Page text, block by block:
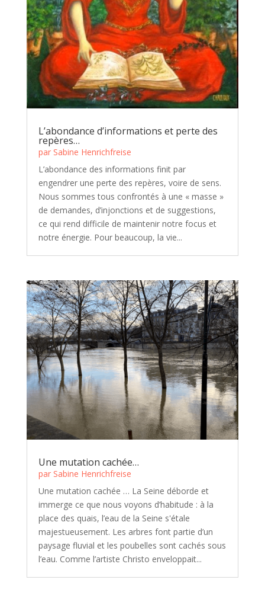
L’abondance d’informations et perte des
repères…
par Sabine Henrichfreise
L’abondance des informations finit par
engendrer une perte des repères, voire de sens.
Nous sommes tous confrontés à une « masse »
de demandes, d’injonctions et de suggestions,
ce qui rend difficile de maintenir notre focus et
notre énergie. Pour beaucoup, la vie...
Une mutation cachée…
par Sabine Henrichfreise
Une mutation cachée … La Seine déborde et
immerge ce que nous voyons d’habitude : à la
place des quais, l’eau de la Seine s'étale
majestueusement. Les arbres font partie d’un
paysage fluvial et les poubelles sont cachés sous
l’eau. Comme l’artiste Christo enveloppait...